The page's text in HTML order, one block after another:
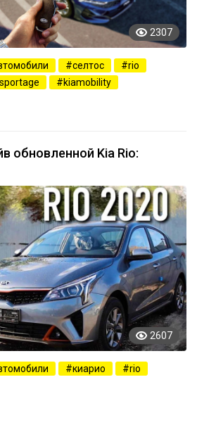
2307
селтос
rio
sportage kiamobility
обновленной Kia Rio:
2607
киарио
rio